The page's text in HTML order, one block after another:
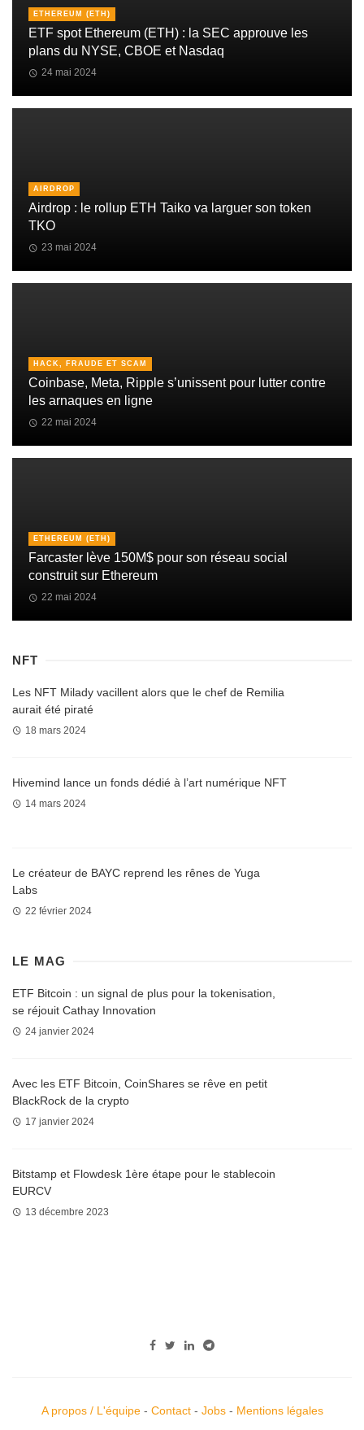
ETHEREUM (ETH)
ETF spot Ethereum (ETH) : la SEC approuve les
plans du NYSE, CBOE et Nasdaq
24 mai 2024
AIRDROP
Airdrop : le rollup ETH Taiko va larguer son token
TKO
23 mai 2024
HACK, FRAUDE ET SCAM
Coinbase, Meta, Ripple s’unissent pour lutter contre
les arnaques en ligne
22 mai 2024
ETHEREUM (ETH)
Farcaster lève 150M$ pour son réseau social
construit sur Ethereum
22 mai 2024
NFT
Les NFT Milady vacillent alors que le chef de Remilia
aurait été piraté
18 mars 2024
Hivemind lance un fonds dédié à l’art numérique NFT
14 mars 2024
Le créateur de BAYC reprend les rênes de Yuga
Labs
22 février 2024
LE MAG
ETF Bitcoin : un signal de plus pour la tokenisation,
se réjouit Cathay Innovation
24 janvier 2024
Avec les ETF Bitcoin, CoinShares se rêve en petit
BlackRock de la crypto
17 janvier 2024
Bitstamp et Flowdesk 1ère étape pour le stablecoin
EURCV
13 décembre 2023
A propos / L'équipe- Contact- Jobs- Mentions légales